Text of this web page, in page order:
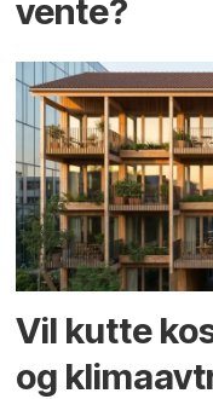
vente?
Vil kutte
og